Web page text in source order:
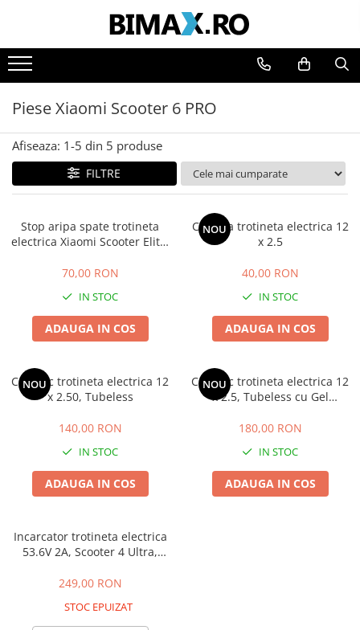
Toate Produsele
Triciclete Electrice
⬇ TIPURI
➔ Cu 1 Loc
➔ Cu 2 Locuri
➔ Acoperita
➔ Adulti - Fara permis
➔ Adulti - cu Cabina
➔ Cu Cabina
➔ Cu Cabina fara Permis
➔ Cu Cabina Inchisa
➔ Cu Remorca
➔ Cu Volan
➔ Fara Permis
➔ 4000W
➔ Volta
➔ Kuba
➔ RDB
➔ Ruris
Piese Xiaomi Scooter 6 PRO
Afiseaza: 1-5 din 5 produse
FILTRE
Stop aripa spate trotineta
electrica Xiaomi Scooter Elite,
70,00 RON
IN STOC
ADAUGA IN COS
NOU
Camera trotineta electrica 12
x 2.5
40,00 RON
IN STOC
ADAUGA IN COS
NOU
Cauciuc trotineta electrica 12
x 2.50, Tubeless
140,00 RON
IN STOC
ADAUGA IN COS
NOU
Cauciuc trotineta electrica 12
x 2.5, Tubeless cu Gel
180,00 RON
IN STOC
ADAUGA IN COS
Incarcator trotineta electrica
53.6V 2A, Scooter 4 Ultra,
PRO
249,00 RON
STOC EPUIZAT